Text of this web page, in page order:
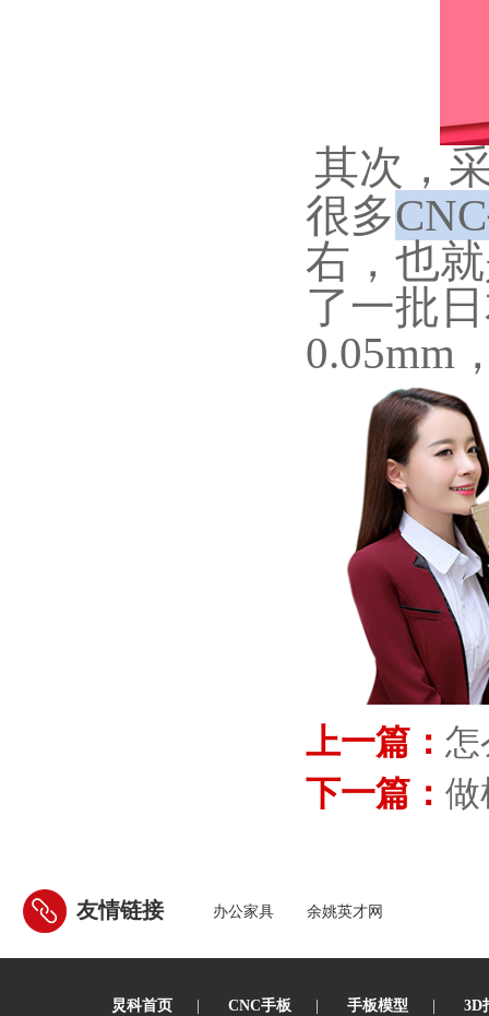
其次，
很多
右，也
了一批
0.05mm
上一篇： 怎
下一篇： 做
友情链接 办公家具 余姚英才网
炅科首页 CNC手板 手板模型 3D